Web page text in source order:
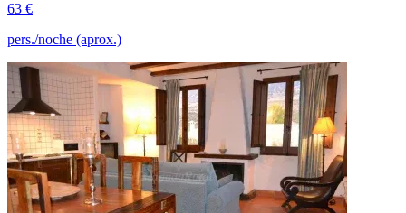
63 €
pers./noche (aprox.)